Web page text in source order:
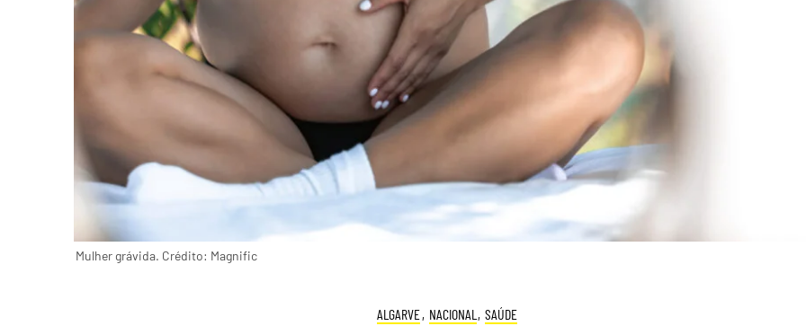
Mulher grávida. Crédito: Magnific
ALGARVE, NACIONAL , SAÚDE